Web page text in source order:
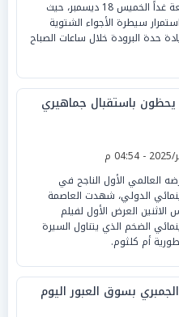
حالة الطقس المتوقعة غداً الخميس 18 ديسمبر، حيث
سيطرة الأجواء الشتوية
حدة البرودة خلال ساعات الصباح
باستقبال جماهيري
العالمي الأول الناجح في
الدولي، شهدت العاصمة
الاثنين العرض الأول لفيلم
الضخم الذي يتناول السيرة
أم كلثوم.
بسوق العبور اليوم